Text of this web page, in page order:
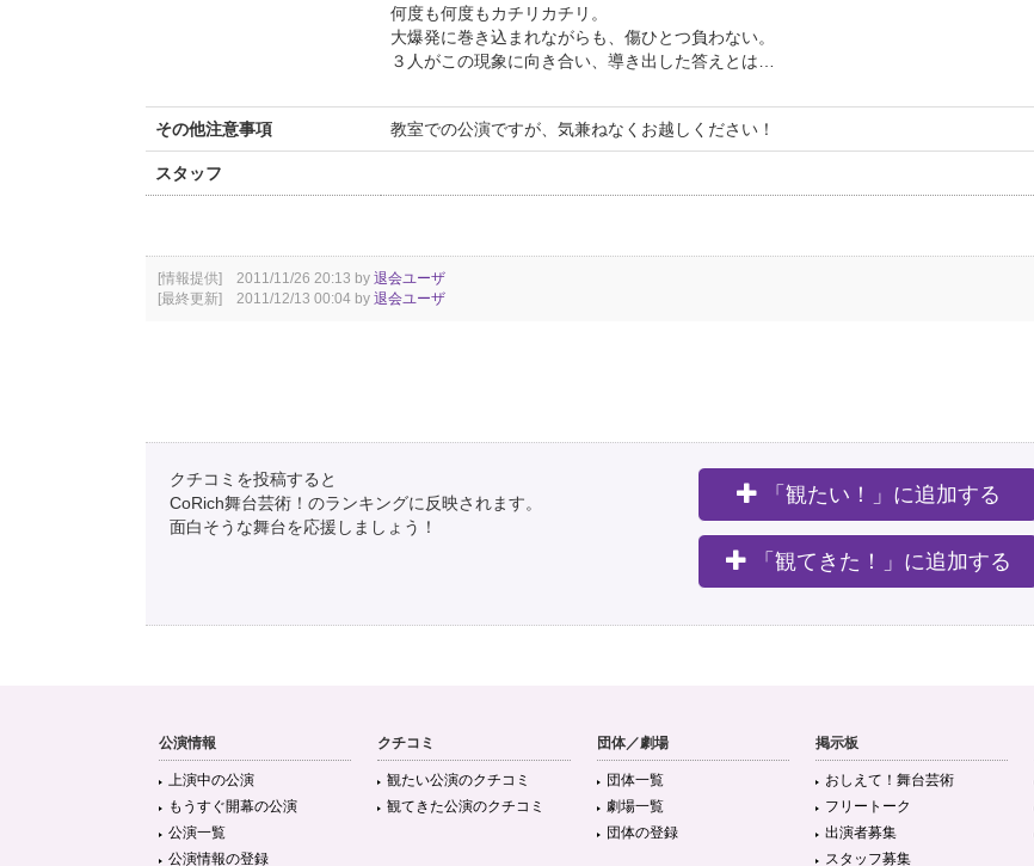
何度も何度もカチリカチリ。
大爆発に巻き込まれながらも、傷ひとつ負わない。
３人がこの現象に向き合い、導き出した答えとは…
その他注意事項 教室での公演ですが、気兼ねなくお越しください！
スタッフ
[情報提供] 2011/11/26 20:13 by 退会ユーザ
[最終更新] 2011/12/13 00:04 by 退会ユーザ
クチコミを投稿すると
CoRich舞台芸術！のランキングに反映されます。
面白そうな舞台を応援しましょう！
「観たい！」に追加する
「観てきた！」に追加する
公演情報
上演中の公演
もうすぐ開幕の公演
公演一覧
公演情報の登録
クチコミ
観たい公演のクチコミ
観てきた公演のクチコミ
団体／劇場
団体一覧
劇場一覧
団体の登録
掲示板
おしえて！舞台芸術
フリートーク
出演者募集
スタッフ募集